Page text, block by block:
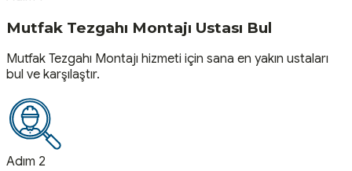
Mutfak Tezgahı Montajı Ustası Bul
Mutfak Tezgahı Montajı hizmeti için sana en yakın ustaları
bul ve karşılaştır.
Adım 2